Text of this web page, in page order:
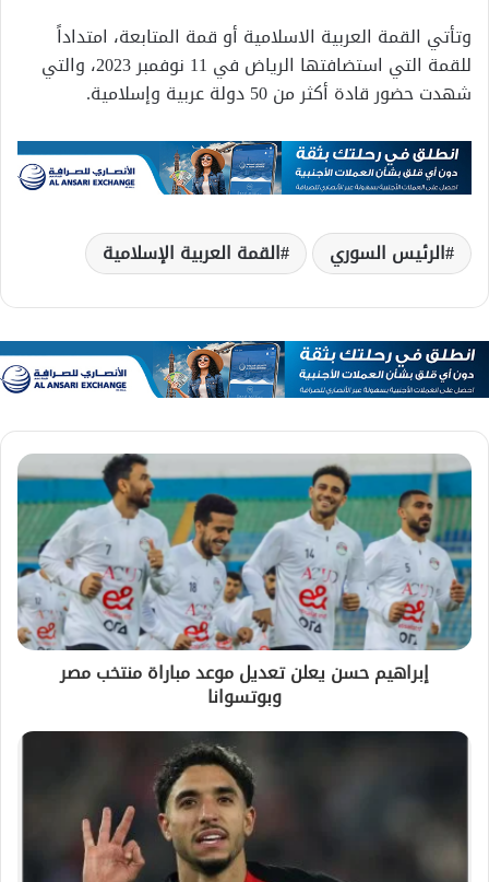
وتأتي القمة العربية الاسلامية أو قمة المتابعة، امتداداً
للقمة التي استضافتها الرياض في 11 نوفمبر 2023، والتي
شهدت حضور قادة أكثر من 50 دولة عربية وإسلامية.
الرئيس السوري القمة العربية الإسلامية
إبراهيم حسن يعلن تعديل موعد مباراة منتخب مصر
وبوتسوانا